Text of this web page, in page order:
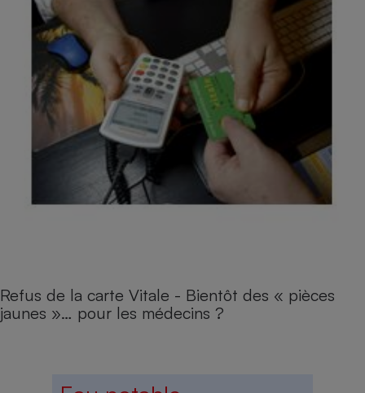
Refus de la carte Vitale - Bientôt des « pièces
jaunes »… pour les médecins ?